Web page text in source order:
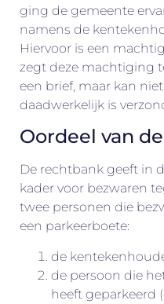
ging de gemeente
namens de
Hiervoor is een
zegt deze machtiging
een brief, maar kan
daadwerkelijk is
Oordeel van
De rechtbank geeft in
kader voor bezwaren
twee personen die
een parkeerboete:
de
de persoon die
heeft geparkeerd